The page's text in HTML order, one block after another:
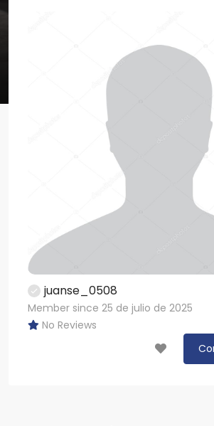
juanse_0508
Member since 25 de julio de 2025
No Reviews